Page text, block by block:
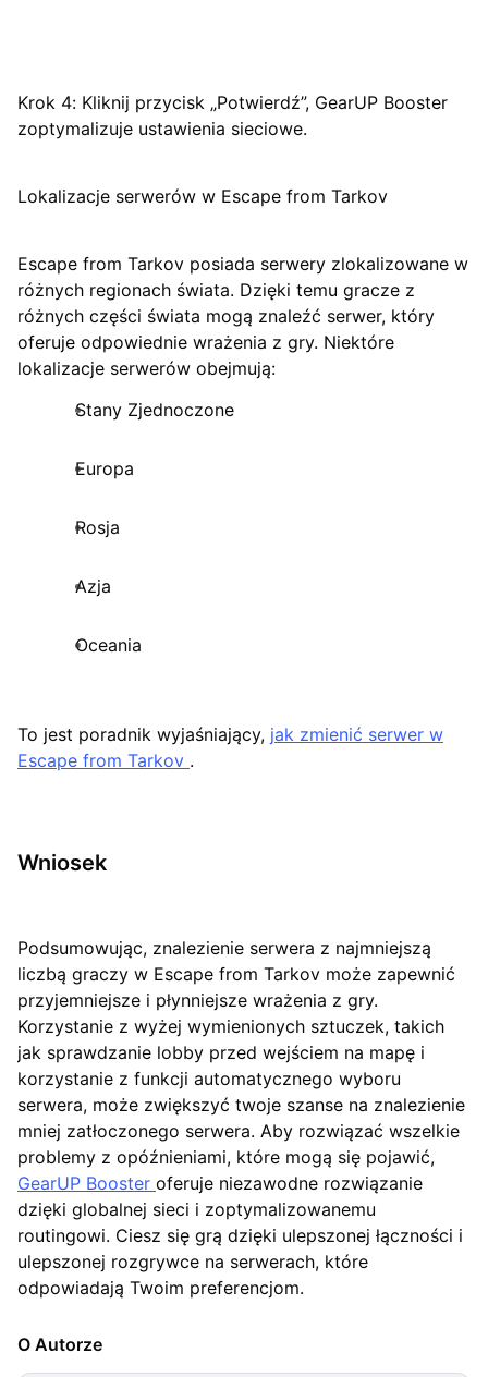
Krok 4: Kliknij przycisk „Potwierdź”, GearUP Booster
zoptymalizuje ustawienia sieciowe.
Lokalizacje serwerów w Escape from Tarkov
Escape from Tarkov posiada serwery zlokalizowane w
różnych regionach świata. Dzięki temu gracze z
różnych części świata mogą znaleźć serwer, który
oferuje odpowiednie wrażenia z gry. Niektóre
lokalizacje serwerów obejmują:
Stany Zjednoczone
Europa
Rosja
Azja
Oceania
To jest poradnik wyjaśniający, jak zmienić serwer w
Escape from Tarkov .
Wniosek
Podsumowując, znalezienie serwera z najmniejszą
liczbą graczy w Escape from Tarkov może zapewnić
przyjemniejsze i płynniejsze wrażenia z gry.
Korzystanie z wyżej wymienionych sztuczek, takich
jak sprawdzanie lobby przed wejściem na mapę i
korzystanie z funkcji automatycznego wyboru
serwera, może zwiększyć twoje szanse na znalezienie
mniej zatłoczonego serwera. Aby rozwiązać wszelkie
problemy z opóźnieniami, które mogą się pojawić,
GearUP Booster oferuje niezawodne rozwiązanie
dzięki globalnej sieci i zoptymalizowanemu
routingowi. Ciesz się grą dzięki ulepszonej łączności i
ulepszonej rozgrywce na serwerach, które
odpowiadają Twoim preferencjom.
O Autorze